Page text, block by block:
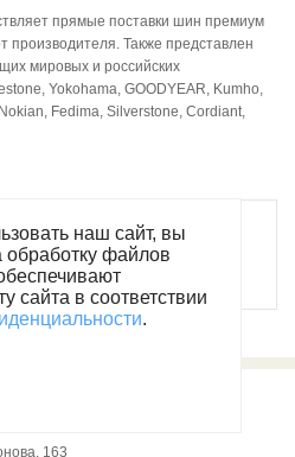
прямые поставки шин премиум
производителя. Также представлен
мировых и российских
Yokohama, GOODYEAR, Kumho,
Fedima, Silverstone, Cordiant,
по низким ценам
автомобильные жидкости по
163
наш сайт, вы
обработку файлов
сайта в соответствии
.